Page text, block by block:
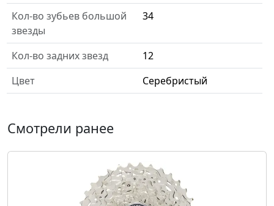
Кол-во зубьев большой
звезды
34
Кол-во задних звезд
12
Цвет
Серебристый
Смотрели ранее